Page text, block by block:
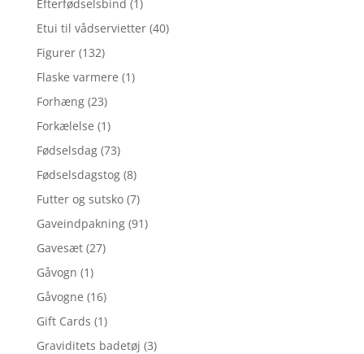
Efterfødselsbind (1)
Etui til vådservietter (40)
Figurer (132)
Flaske varmere (1)
Forhæng (23)
Forkælelse (1)
Fødselsdag (73)
Fødselsdagstog (8)
Futter og sutsko (7)
Gaveindpakning (91)
Gavesæt (27)
Gåvogn (1)
Gåvogne (16)
Gift Cards (1)
Graviditets badetøj (3)